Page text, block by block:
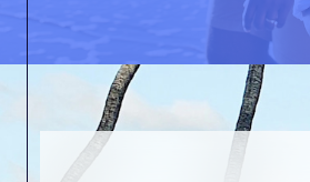
et sa proximité au service de
Grâce à notre approche
aidons à prendre les meilleures
sécuriser, valoriser et faire
patrimoine. Avec Lakaz, vous
service simple, efficace et
répondre aux besoins du